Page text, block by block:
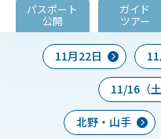
パスポート
公開
ガイド
ツアー
11月22日
11/16（
北野・山手